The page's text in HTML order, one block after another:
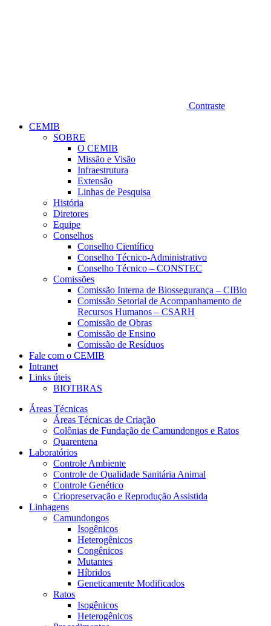
Contraste
CEMIB
SOBRE
O CEMIB
Missão e Visão
Infraestrutura
Extensão
Linhas de Pesquisa
História
Diretores
Equipe
Conselhos
Conselho Científico
Conselho Técnico-Administrativo
Conselho Técnico – CONSTEC
Comissões
Comissão Interna de Biossegurança – CIBio
Comissão Setorial de Acompanhamento de
Recursos Humanos – CSARH
Comissão de Obras
Comissão de Ensino
Comissão de Resíduos
Fale com o CEMIB
Intranet
Links úteis
BIOTBRAS
Áreas Técnicas
Áreas Técnicas de Criação
Colônias de Fundação de Camundongos e Ratos
Quarentena
Laboratórios
Controle Ambiente
Controle de Qualidade Sanitária Animal
Controle Genético
Criopreservação e Reprodução Assistida
Linhagens
Camundongos
Isogênicos
Heterogênicos
Congênicos
Mutantes
Híbridos
Geneticamente Modificados
Ratos
Isogênicos
Heterogênicos